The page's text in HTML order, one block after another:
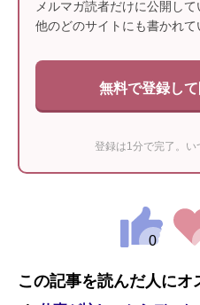
メルマガ読者だけに公開して
他のどのサイトにも書かれて
無料で登録し
登録は1分で完了。い
この記事を読んだ人にオ